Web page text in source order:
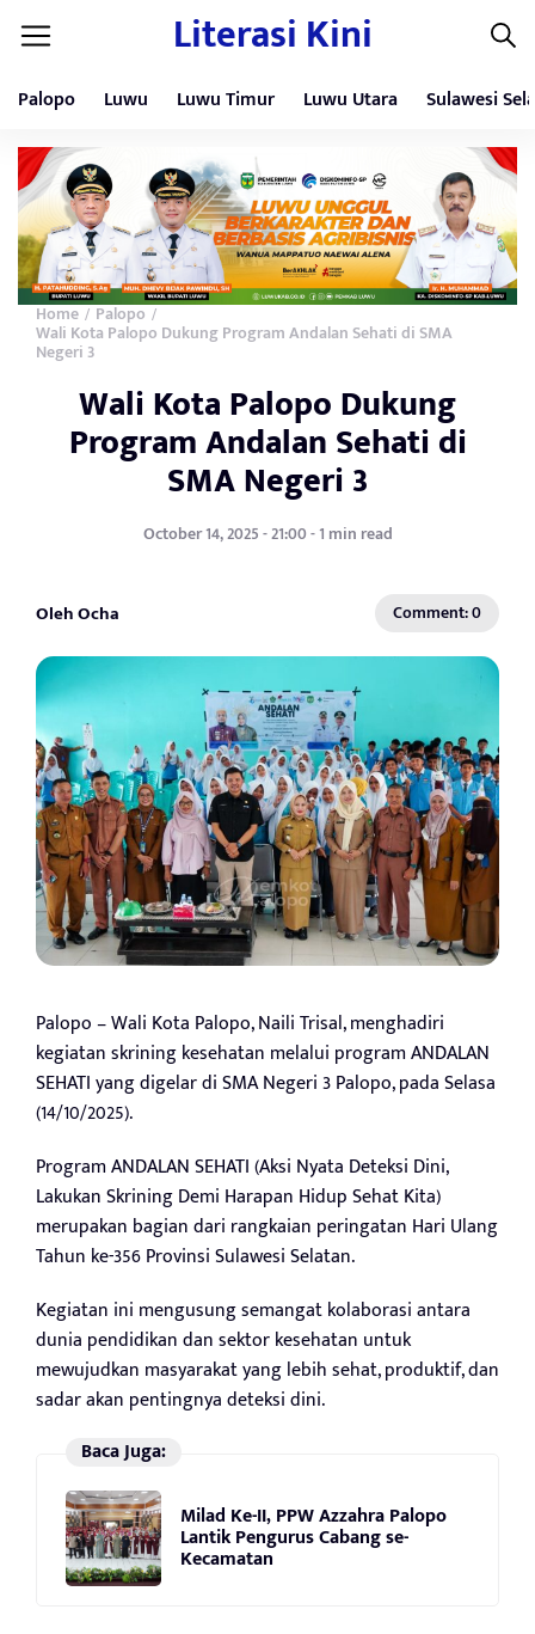
Literasi Kini
Palopo Luwu Luwu Timur Luwu Utara Sulawesi
Home / Palopo /
Wali Kota Palopo Dukung Program Andalan Sehati di SMA
Negeri 3
Wali Kota Palopo Dukung
Program Andalan Sehati di
SMA Negeri 3
October 14, 2025 - 21:00 - 1 min read
Oleh Ocha Comment: 0
Palopo – Wali Kota Palopo, Naili Trisal, menghadiri
kegiatan skrining kesehatan melalui program ANDALAN
SEHATI yang digelar di SMA Negeri 3 Palopo, pada Selasa
(14/10/2025).
Program ANDALAN SEHATI (Aksi Nyata Deteksi Dini,
Lakukan Skrining Demi Harapan Hidup Sehat Kita)
merupakan bagian dari rangkaian peringatan Hari Ulang
Tahun ke-356 Provinsi Sulawesi Selatan.
Kegiatan ini mengusung semangat kolaborasi antara
dunia pendidikan dan sektor kesehatan untuk
mewujudkan masyarakat yang lebih sehat, produktif, dan
sadar akan pentingnya deteksi dini.
Baca Juga:
Milad Ke-II, PPW Azzahra Palopo
Lantik Pengurus Cabang se-
Kecamatan